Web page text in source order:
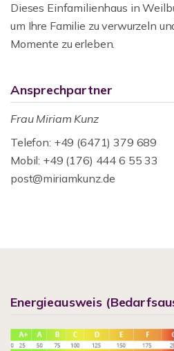
Dieses Einfamilienhaus in
um Ihre Familie zu verwurzeln
Momente zu erleben.
Ansprechpartner
Frau Miriam Kunz
Telefon: +49 (6471) 379 689
Mobil: +49 (176) 444 6 55 33
post@miriamkunz.de
Energieausweis